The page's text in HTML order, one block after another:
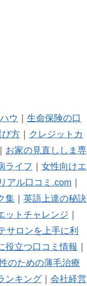
ウ
生命保険の口
び方｜
クレジットカ
お家の見直ししま専
ライフ
女性向けエ
アル口コミ.com
集｜ 英語上達の秘訣
ットチャレンジ
サロンを上手に利
役立つ口コミ情報
のための薄毛治療
ンキング｜ 会社経営